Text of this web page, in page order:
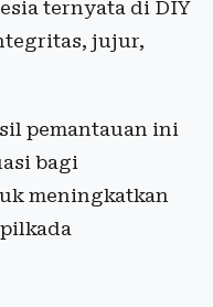
ternyata di DIY
jujur,
pemantauan ini
bagi
meningkatkan